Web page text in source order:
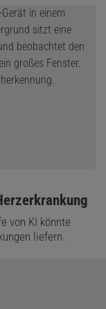
von KI könnte
liefern.